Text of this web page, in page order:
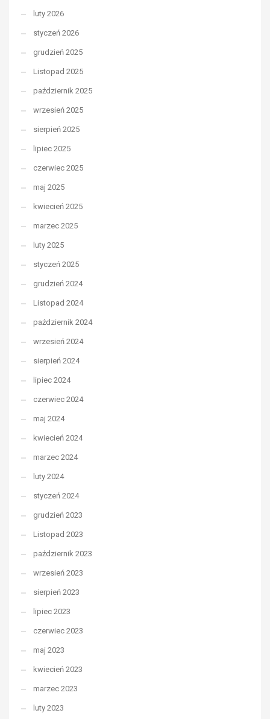
luty 2026
styczeń 2026
grudzień 2025
Listopad 2025
październik 2025
wrzesień 2025
sierpień 2025
lipiec 2025
czerwiec 2025
maj 2025
kwiecień 2025
marzec 2025
luty 2025
styczeń 2025
grudzień 2024
Listopad 2024
październik 2024
wrzesień 2024
sierpień 2024
lipiec 2024
czerwiec 2024
maj 2024
kwiecień 2024
marzec 2024
luty 2024
styczeń 2024
grudzień 2023
Listopad 2023
październik 2023
wrzesień 2023
sierpień 2023
lipiec 2023
czerwiec 2023
maj 2023
kwiecień 2023
marzec 2023
luty 2023